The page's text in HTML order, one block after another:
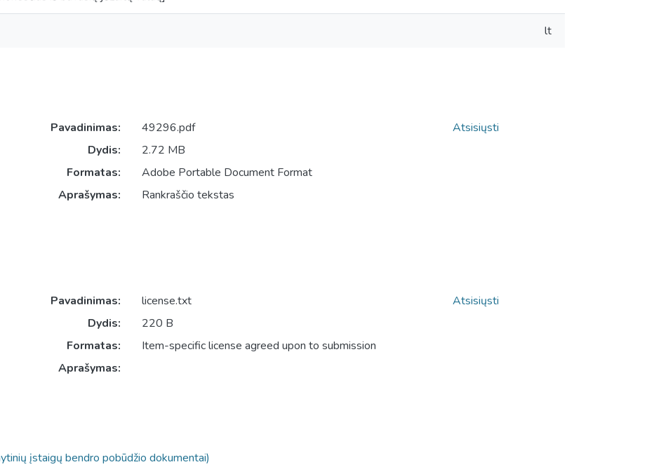
lt
Pavadinimas:
49296.pdf
Dydis:
2.72 MB
Formatas:
Adobe Portable Document Format
Aprašymas:
Rankraščio tekstas
Atsisiųsti
Pavadinimas:
license.txt
Dydis:
220 B
Formatas:
Item-specific license agreed upon to submission
Aprašymas:
Atsisiųsti
įstaigų bendro pobūdžio dokumentai)